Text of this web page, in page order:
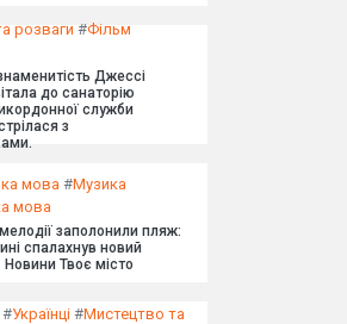
розваги #Фільм
Джессі
до санаторію
служби
з
мова #Музика
мова
мелодії заполонили пляж:
спалахнув новий
Новини Твоє місто
#Українці #Мистецтво та